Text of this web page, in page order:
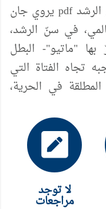
تحميل رواية دروب الحرية 1 سن الرشد pdf يروي جان
في سنّ الرشد،
"ماتيو"- البطل
تجاه الفتاة التي
في الحرية،
مجتمعه. ولعلّ
الذي يكنّه "ماتيو"
تكسب القصة نكهة
الأول من ثلاثية
الوجودية
فلسفته الوجودية
لا توجد
مراجعات